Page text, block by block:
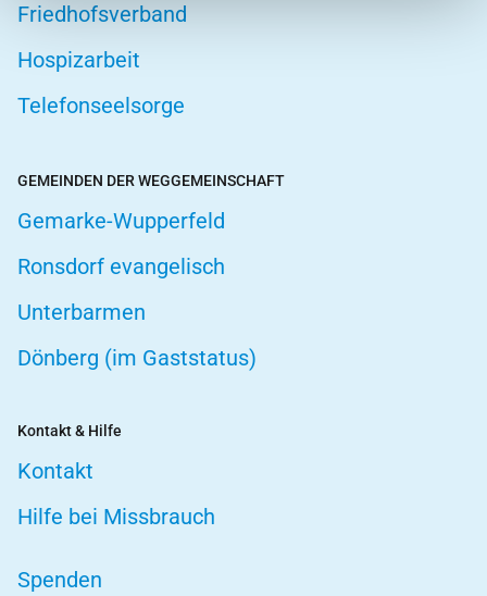
Friedhofsverband
Hospizarbeit
Telefonseelsorge
GEMEINDEN DER WEGGEMEINSCHAFT
Gemarke-Wupperfeld
Ronsdorf evangelisch
Unterbarmen
Dönberg (im Gaststatus)
Kontakt & Hilfe
Kontakt
Hilfe bei Missbrauch
Spenden